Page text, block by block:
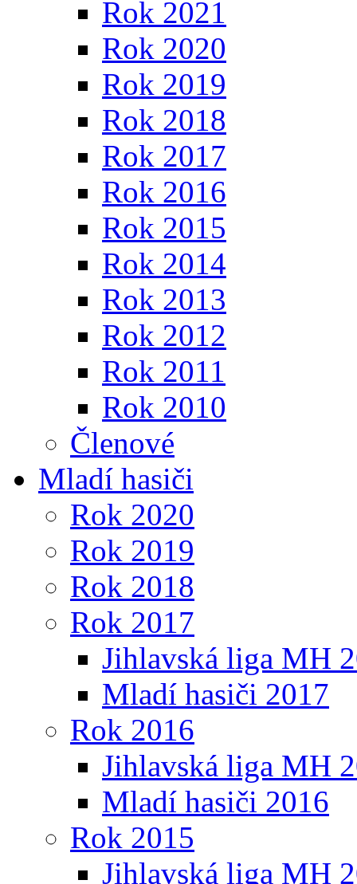
Rok 2021
Rok 2020
Rok 2019
Rok 2018
Rok 2017
Rok 2016
Rok 2015
Rok 2014
Rok 2013
Rok 2012
Rok 2011
Rok 2010
Členové
Mladí hasiči
Rok 2020
Rok 2019
Rok 2018
Rok 2017
Jihlavská liga MH
Mladí hasiči 2017
Rok 2016
Jihlavská liga MH
Mladí hasiči 2016
Rok 2015
Jihlavská liga MH